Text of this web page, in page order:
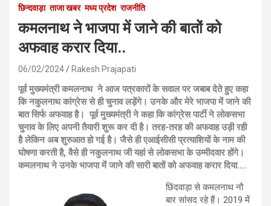
छिन्दवाड़ा ताजा खबर मध्य प्रदेश राजनीति
कमलनाथ ने भाजपा में जाने की बातों को
अफवाह करार दिया..
06/02/2024 Rakesh Prajapati
पूर्व मुख्यमंत्री कमलनाथ ने आज पत्रकारों के सवाल पर जबाब देते हुए कहा
कि नकुलनाथ कांग्रेस से ही चुनाव लड़ेंगे। उनके और मेरे भाजपा में जाने की
बात सिर्फ अफवाह है। पूर्व मुख्यमंत्री ने कहा कि कांग्रेस पार्टी ने लोकसभा
चुनाव के लिए अपनी तैयारी शुरू कर दी है। तरह-तरह की अफवाह उड़ी रही
है लेकिन अब शुरुआत हो गई है। जैसे ही एआईसीसी प्रत्याशियों के नाम की
घोषणा करती है, वैसे ही नकुलनाथ जी यहां से लोकसभा के उम्मीदवार होंगे।
कमलनाथ ने उनके भाजपा में जाने की सारी बातों को अफवाह करार दिया….
छिंदवाड़ा से कमलनाथ नौ
बार सांसद रहे हैं। 2019 में